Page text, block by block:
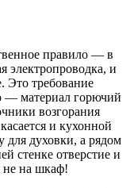
правило — в
электропроводка, и
Это требование
— материал горючий
возгорания
и кухонной
для духовки, а рядом
стенке отверстие и
не на шкаф!